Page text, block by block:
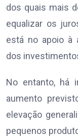
dos quais mais
equalizar os
está no apoio à
dos
No entanto, há
aumento
elevação
pequenos